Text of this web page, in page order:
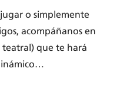
o simplemente
acompáñanos en
que te hará